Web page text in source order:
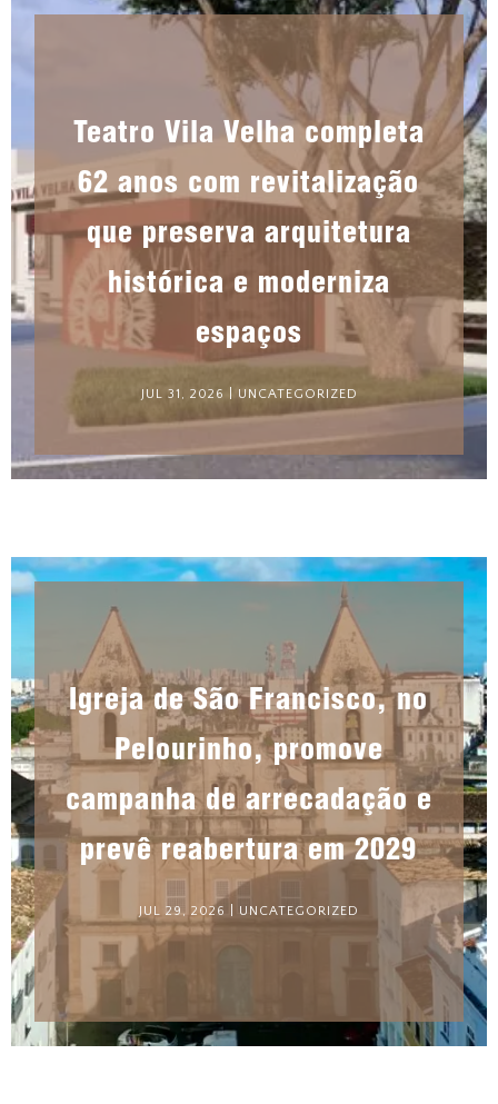
Teatro Vila Velha completa
62 anos com revitalização
que preserva arquitetura
histórica e moderniza
espaços
JUL 31, 2026 UNCATEGORIZED
Igreja de São Francisco, no
Pelourinho, promove
campanha de arrecadação e
prevê reabertura em 2029
JUL 29, 2026 UNCATEGORIZED